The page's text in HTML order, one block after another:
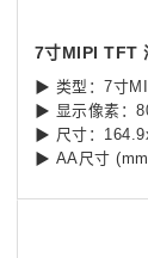
▶ 类型：7寸
▶ 显示像素：
▶ 尺寸：
▶ AA尺寸